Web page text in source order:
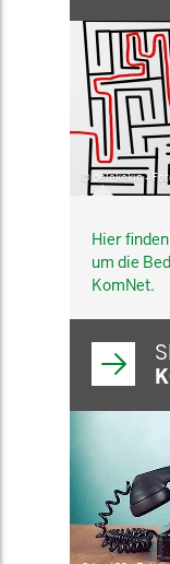
© belekekin -
Hier
um die
KomNet.